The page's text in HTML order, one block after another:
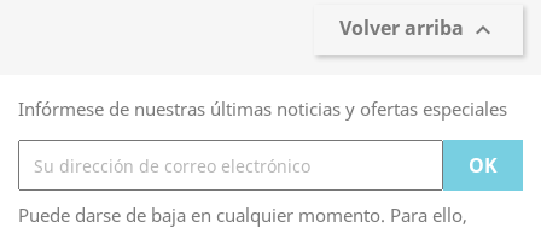
Volver arriba 
Infórmese de nuestras últimas noticias y ofertas especiales
Puede darse de baja en cualquier momento. Para ello,